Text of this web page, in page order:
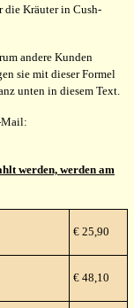
die Kräuter in Cush-
andere Kunden
sie mit dieser Formel
unten in diesem Text.
Mail:
werden, werden am
€ 25,90
€ 48,10